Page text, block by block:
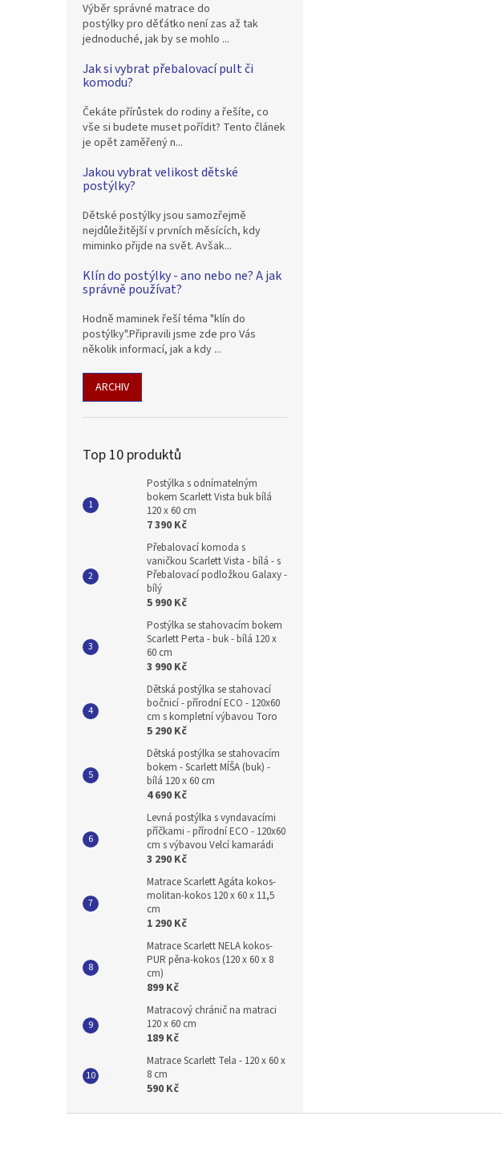
Výběr správné matrace do
postýlky pro děťátko není zas až tak
jednoduché, jak by se mohlo ...
Jak si vybrat přebalovací pult či
komodu?
Čekáte přírůstek do rodiny a řešíte, co
vše si budete muset pořídit? Tento článek
je opět zaměřený n...
Jakou vybrat velikost dětské
postýlky?
Dětské postýlky jsou samozřejmě
nejdůležitější v prvních měsících, kdy
miminko přijde na svět. Avšak...
Klín do postýlky - ano nebo ne? A jak
správně používat?
Hodně maminek řeší téma "klín do
postýlky".Připravili jsme zde pro Vás
několik informací, jak a kdy ...
ARCHIV
Top 10 produktů
Postýlka s odnímatelným
bokem Scarlett Vista buk bílá
120 x 60 cm
7 390 Kč
Přebalovací komoda s
vaničkou Scarlett Vista - bílá - s
Přebalovací podložkou Galaxy -
bílý
5 990 Kč
Postýlka se stahovacím bokem
Scarlett Perta - buk - bílá 120 x
60 cm
3 990 Kč
Dětská postýlka se stahovací
bočnicí - přírodní ECO - 120x60
cm s kompletní výbavou Toro
5 290 Kč
Dětská postýlka se stahovacím
bokem - Scarlett MÍŠA (buk) -
bílá 120 x 60 cm
4 690 Kč
Levná postýlka s vyndavacími
příčkami - přírodní ECO - 120x60
cm s výbavou Velcí kamarádi
3 290 Kč
Matrace Scarlett Agáta kokos-
molitan-kokos 120 x 60 x 11,5
cm
1 290 Kč
Matrace Scarlett NELA kokos-
PUR pěna-kokos (120 x 60 x 8
cm)
899 Kč
Matracový chránič na matraci
120 x 60 cm
189 Kč
Matrace Scarlett Tela - 120 x 60 x
8 cm
590 Kč